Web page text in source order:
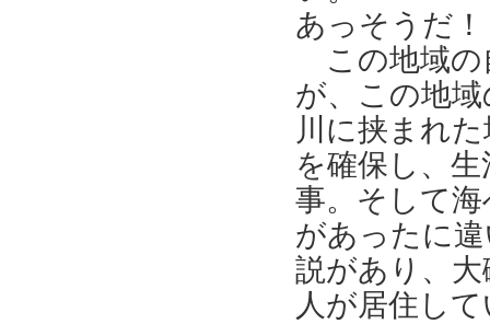
あっそうだ
この地域の
が、この地
川に挟まれ
を確保し、
事。そして
があったに
説があり、
人が居住し